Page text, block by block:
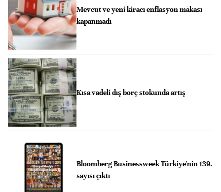
Mevcut ve yeni kiracı enflasyon makası
kapanmadı
Kısa vadeli dış borç stokunda artış
Bloomberg Businessweek Türkiye'nin 139.
sayısı çıktı